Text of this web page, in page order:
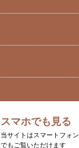
スマホでも見る
当サイトはスマートフォン
でもご覧いただけます